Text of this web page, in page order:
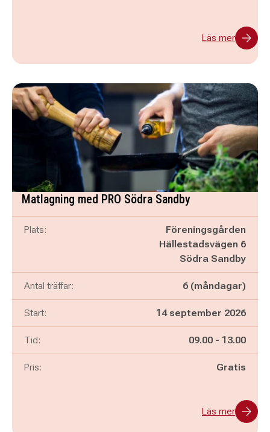
Läs mer
Matlagning med PRO Södra Sandby
Plats:
Föreningsgården
Hällestadsvägen 6
Södra Sandby
Antal träffar: 6 (måndagar)
Start: 14 september 2026
Tid: Pågår mellan
09.00 - och
13.00
Pris: Gratis
Läs mer